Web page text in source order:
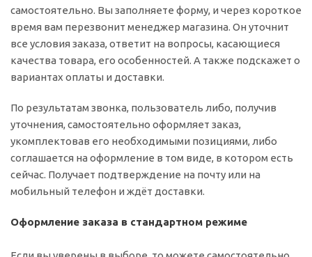
самостоятельно. Вы заполняете форму, и через короткое
время вам перезвонит менеджер магазина. Он уточнит
все условия заказа, ответит на вопросы, касающиеся
качества товара, его особенностей. А также подскажет о
вариантах оплаты и доставки.
По результатам звонка, пользователь либо, получив
уточнения, самостоятельно оформляет заказ,
укомплектовав его необходимыми позициями, либо
соглашается на оформление в том виде, в котором есть
сейчас. Получает подтверждение на почту или на
мобильный телефон и ждёт доставки.
Оформление заказа в стандартном режиме